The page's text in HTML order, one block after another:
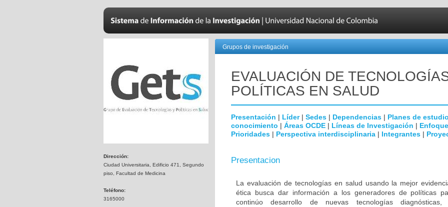
Dirección:
Ciudad Universitaria, Edificio 471, Segundo
piso, Facultad de Medicina
Teléfono:
3165000
Grupos de investigación
EVALUACIÓN DE
POLÍTICAS EN SALUD
Presentación | Líder| Sedes | Dependencias | Planes de
conocimiento | Áreas OCDE | Líneas de Investigación |
Prioridades | Perspectiva interdisciplinaria | Integrantes |
Presentacion
La evaluación de tecnologías en salud usando la mejor
ética busca dar información a los generadores de políticas
continúo desarrollo de nuevas tecnologías diagnósticas,